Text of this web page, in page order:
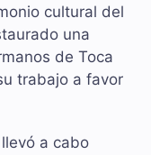
cultural del
una
de Toca
trabajo a favor
a cabo